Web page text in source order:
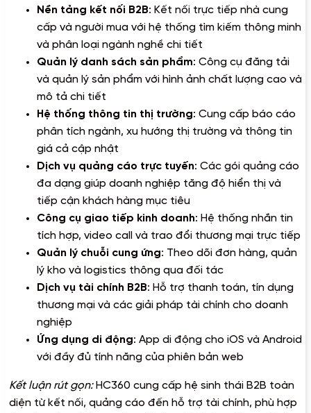
Nền tảng kết nối B2B: Kết nối trực tiếp nhà cung
cấp và người mua với hệ thống tìm kiếm thông minh
và phân loại ngành nghề chi tiết
Quản lý danh sách sản phẩm: Công cụ đăng tải
và quản lý sản phẩm với hình ảnh chất lượng cao và
mô tả chi tiết
Hệ thống thông tin thị trường: Cung cấp báo cáo
phân tích ngành, xu hướng thị trường và thông tin
giá cả cập nhật
Dịch vụ quảng cáo trực tuyến: Các gói quảng cáo
đa dạng giúp doanh nghiệp tăng độ hiển thị và
tiếp cận khách hàng mục tiêu
Công cụ giao tiếp kinh doanh: Hệ thống nhắn tin
tích hợp, video call và trao đổi thương mại trực tiếp
Quản lý chuỗi cung ứng: Theo dõi đơn hàng, quản
lý kho và logistics thông qua đối tác
Dịch vụ tài chính B2B: Hỗ trợ thanh toán, tín dụng
thương mại và các giải pháp tài chính cho doanh
nghiệp
Ứng dụng di động: App di động cho iOS và Android
với đầy đủ tính năng của phiên bản web
Kết luận rút gọn:HC360 cung cấp hệ sinh thái B2B toàn
diện từ kết nối, quảng cáo đến hỗ trợ tài chính, phù hợp